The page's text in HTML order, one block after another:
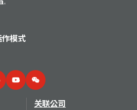
模式
YouTubeWeChat
关联公司